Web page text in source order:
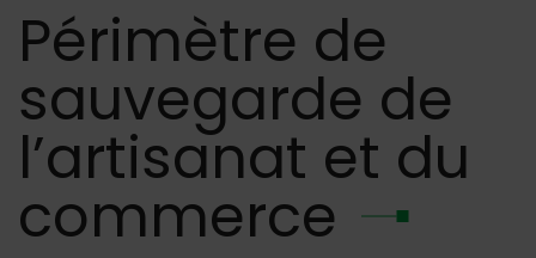
Périmètre de
sauvegarde de
l’artisanat et du
commerce